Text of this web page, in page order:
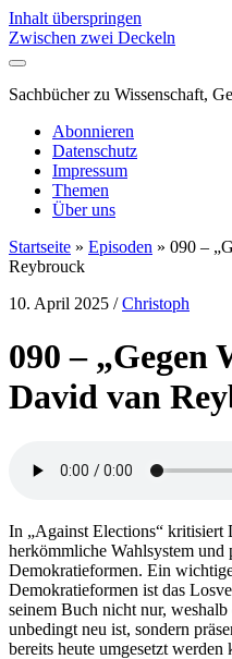
Inhalt überspringen
Zwischen zwei Deckeln
Sachbücher zu Wissenschaft,
Abonnieren
Datenschutz
Impressum
Themen
Über uns
Startseite » Episoden » 090 –
Reybrouck
10. April 2025 /Christoph
090 – „Gegen
David van
In „Against Elections“ kritisiert
herkömmliche Wahlsystem
Demokratieformen. Ein
Demokratieformen ist das
seinem Buch nicht nur,
unbedingt neu ist, sondern
bereits heute umgesetzt werden